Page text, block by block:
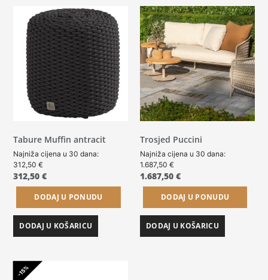
Tabure Muffin antracit
Najniža cijena u 30 dana:
312,50€
312,50€
DODAJ U PONUDU
DODAJ U KOŠARICU
Trosjed Puccini
Najniža cijena u 30 dana:
1.687,50 €
1.687,50 €
DODAJ U PONUDU
DODAJ U KOŠARICU
-15%